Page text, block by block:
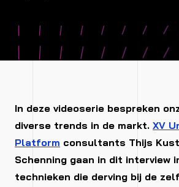
In deze videoserie bespreken
diverse trends in de markt. XV
Platform consultants Thijs
Schenning gaan in dit interview
technieken die derving bij de